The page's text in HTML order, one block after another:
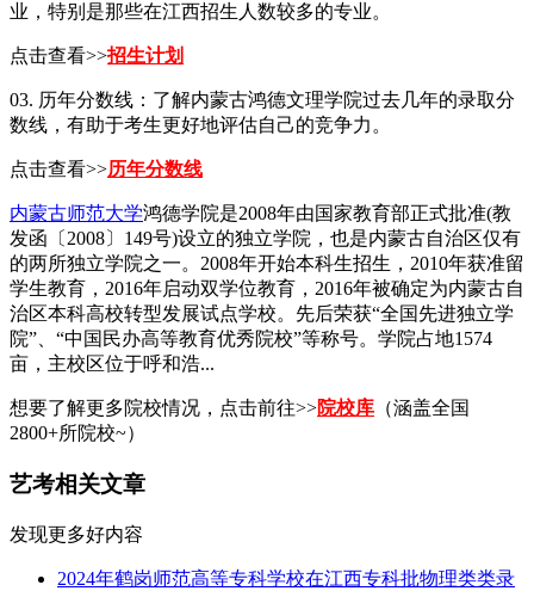
业，特别是那些在江西招生人数较多的专业。
点击查看>>招生计划
03. 历年分数线：了解内蒙古鸿德文理学院过去几年的录取分
数线，有助于考生更好地评估自己的竞争力。
点击查看>>历年分数线
内蒙古师范大学鸿德学院是2008年由国家教育部正式批准(教
发函〔2008〕149号)设立的独立学院，也是内蒙古自治区仅有
的两所独立学院之一。2008年开始本科生招生，2010年获准留
学生教育，2016年启动双学位教育，2016年被确定为内蒙古自
治区本科高校转型发展试点学校。先后荣获“全国先进独立学
院”、“中国民办高等教育优秀院校”等称号。学院占地1574
亩，主校区位于呼和浩...
想要了解更多院校情况，点击前往>>院校库 （涵盖全国
2800+所院校~）
艺考相关文章
发现更多好内容
2024年鹤岗师范高等专科学校在江西专科批物理类类录